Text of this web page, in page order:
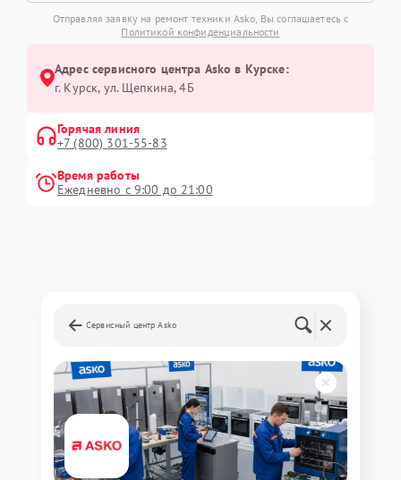
Отправляя заявку на ремонт техники Asko, Вы соглашаетесь с
Политикой конфиденциальности
Адрес сервисного центра Asko в Курске:
г. Курск, ул. Щепкина, 4Б
Горячая линия
+7 (800) 301-55-83
Время работы
Ежедневно с 9:00 до 21:00
Сервисный центр Asko